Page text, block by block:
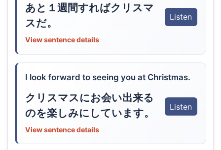
あと１週間すればクリスマ
スだ。
Listen
View sentence details
I look forward to seeing you at Christmas.
クリスマスにお会い出来る
のを楽しみにしています。
Listen
View sentence details